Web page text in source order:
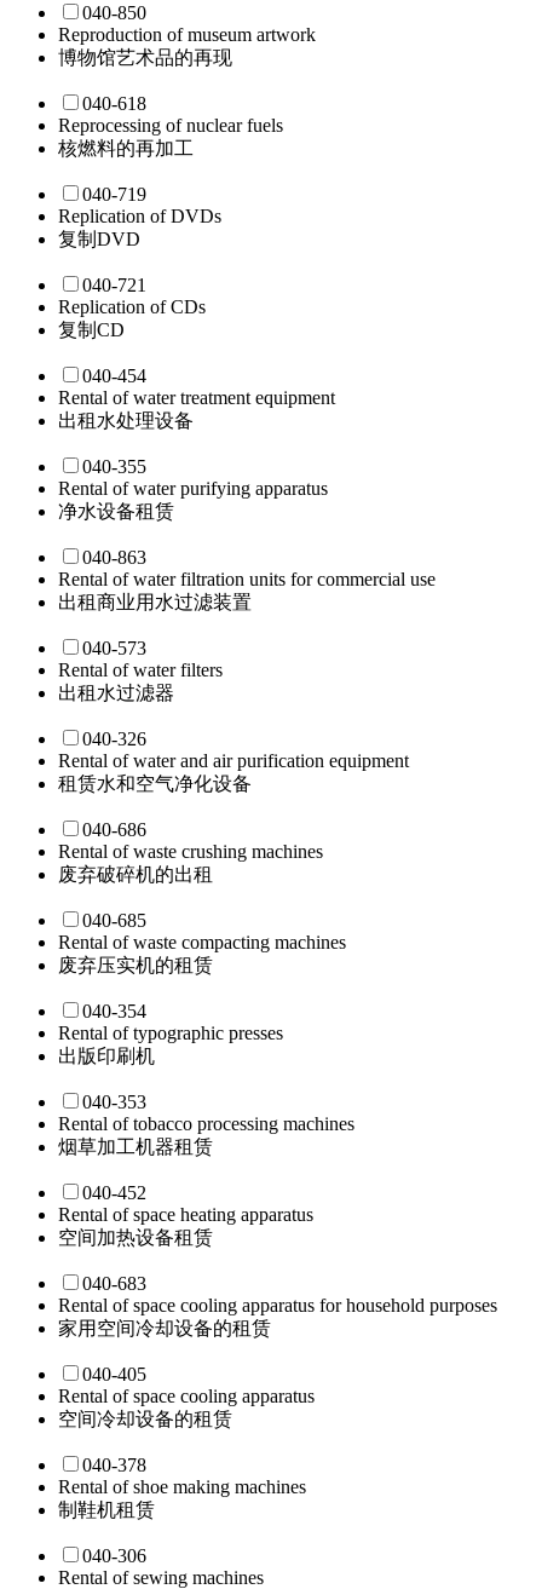
040-850
Reproduction of museum artwork
博物馆艺术品的再现
040-618
Reprocessing of nuclear fuels
核燃料的再加工
040-719
Replication of DVDs
复制DVD
040-721
Replication of CDs
复制CD
040-454
Rental of water treatment equipment
出租水处理设备
040-355
Rental of water purifying apparatus
净水设备租赁
040-863
Rental of water filtration units for commercial use
出租商业用水过滤装置
040-573
Rental of water filters
出租水过滤器
040-326
Rental of water and air purification equipment
租赁水和空气净化设备
040-686
Rental of waste crushing machines
废弃破碎机的出租
040-685
Rental of waste compacting machines
废弃压实机的租赁
040-354
Rental of typographic presses
出版印刷机
040-353
Rental of tobacco processing machines
烟草加工机器租赁
040-452
Rental of space heating apparatus
空间加热设备租赁
040-683
Rental of space cooling apparatus for household purposes
家用空间冷却设备的租赁
040-405
Rental of space cooling apparatus
空间冷却设备的租赁
040-378
Rental of shoe making machines
制鞋机租赁
040-306
Rental of sewing machines